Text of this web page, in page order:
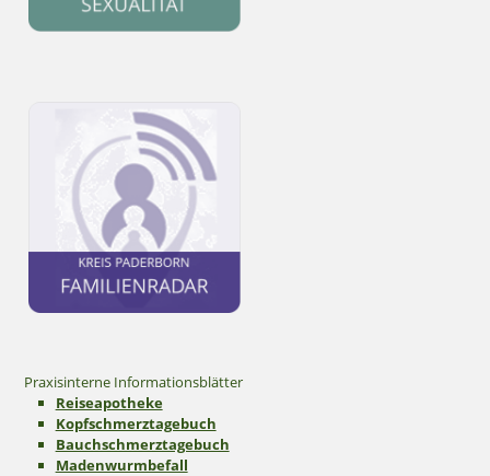
Praxisinterne Informationsblätter
Reiseapotheke
Kopfschmerztagebuch
Bauchschmerztagebuch
Madenwurmbefall